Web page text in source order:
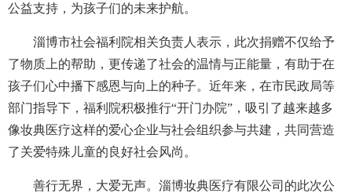
公益支持，为孩子们的未来护航。
淄博市社会福利院相关负责人表示，此次捐赠不仅给予
了物质上的帮助，更传递了社会的温情与正能量，有助于在
孩子们心中播下感恩与向上的种子。近年来，在市民政局等
部门指导下，福利院积极推行“开门办院”，吸引了越来越多
像妆典医疗这样的爱心企业与社会组织参与共建，共同营造
了关爱特殊儿童的良好社会风尚。
善行无界，大爱无声。淄博妆典医疗有限公司的此次公